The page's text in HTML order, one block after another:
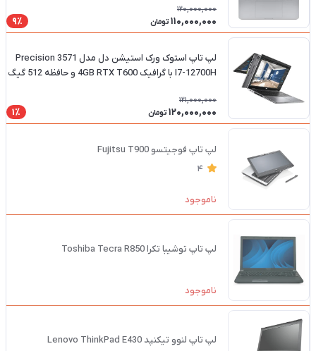
120,000,000
110,000,000 تومان 9٪
لپ تاپ استوک ورک استیشن دل مدل Precision 3571
I7-12700H با گرافیک 4GB RTX T600 و حافظه 512 گیگ
121,000,000
120,000,000 تومان 1٪
لپ تاپ فوجیتسو Fujitsu T900
4
ناموجود
لپ تاپ توشیبا تکرا Toshiba Tecra R850
ناموجود
لپ تاپ لنوو تیکنپد Lenovo ThinkPad E430